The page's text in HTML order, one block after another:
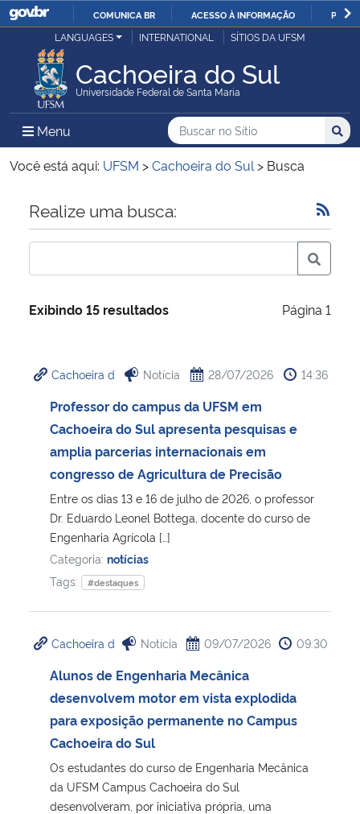
IR
O
COMUNICA BR ACESSO À INFORMAÇÃO
Ministério da Justiça e Segurança Pública
Ministério da Defesa
Ministério das Relações Exteriores
Ministério da Economia
Ministério da Infraestrutura
Ministério da Cidadania
Ministério de Minas e Energia
Ministério da Ciência, Tecnologia, Inovações e Comunicações
Ministério do Meio Ambiente
Ministério do Turismo
Controladoria-Geral da União
Ministério da Mulher, da Família e dos Direitos Humanos
Secretaria de Governo
LANGUAGES INTERNATIONAL SÍTIOS DA UFSM
Cachoeira do Sul
Universidade Federal de Santa Maria
Menu Menu Principal do Sítio
Busca
Buscar no no Sítio
Busca:
Você está aqui: UFSM >Cachoeira do Sul > Busca
Início do conteúdo
Realize uma busca:
Exibindo 15 resultados Página 1
Cachoeira d Notícia 28/07/2026 14:36
Professor do campus da UFSM em
Cachoeira do Sul apresenta pesquisas e
amplia parcerias internacionais em
congresso de Agricultura de Precisão
Entre os dias 13 e 16 de julho de 2026, o professor
Dr. Eduardo Leonel Bottega, docente do curso de
Engenharia Agrícola […]
Categoria: notícias
Tags:
#destaques
Cachoeira d Notícia 09/07/2026 09:30
Alunos de Engenharia Mecânica
desenvolvem motor em vista explodida
para exposição permanente no Campus
Cachoeira do Sul
Os estudantes do curso de Engenharia Mecânica
da UFSM Campus Cachoeira do Sul
desenvolveram, por iniciativa própria, uma